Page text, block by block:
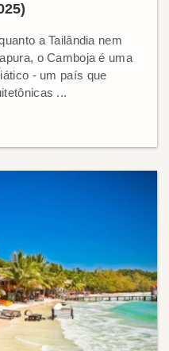
a Tailândia nem
o Camboja é uma
- um país que
...